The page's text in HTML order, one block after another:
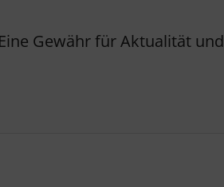
Gewähr für Aktualität und